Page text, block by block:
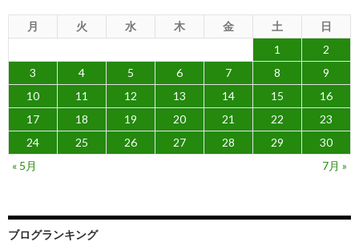
月 火 水 木 金 土
日
1
2
3
4 5 6 7 8
9
10
11 12 13 14 15
16
17
18 19 20 21 22
23
24
25 26 27 28 29
30
« 5月
7月 »
ブログランキング